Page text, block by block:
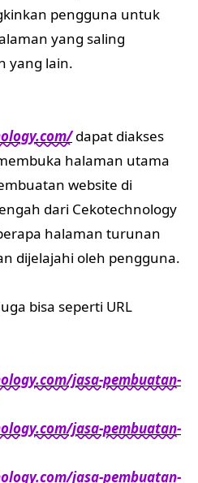
pengguna untuk
yang saling
yang lain.
dapat diakses
halaman utama
website di
dari Cekotechnology
halaman turunan
dijelajahi oleh pengguna.
bisa seperti URL
jasa-pembuatan-
jasa-pembuatan-
jasa-pembuatan-